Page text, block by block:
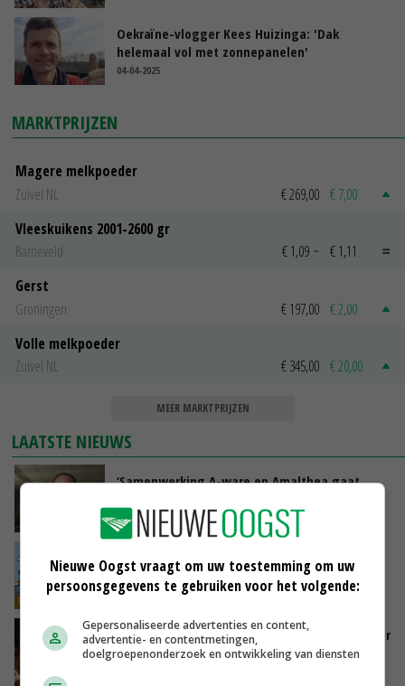
Oekraïne-vlogger Kees Huizinga: 'Dak
helemaal vol met zonnepanelen'
04-04-2025
MARKTPRIJZEN
Magere melkpoeder
Zuivel NL
€ 269,00 € 7,00
Vleeskuikens 2001-2600 gr
Barneveld
€ 1,09 ~ € 1,11
Gerst
Groningen
€ 197,00 € 2,00
Volle melkpoeder
Zuivel NL
€ 345,00 € 20,00
MEER MARKTPRIJZEN
LAATSTE NIEUWS
‘Samenwerking A-ware en Amalthea gaat
VANDAAG, 16:01
Internationale vraag naar geitenzuivel blijft
groot: Nederland in Europese top
VANDAAG, 15:33
Vlaamse varkensstapel krimpt, pluimveesector
groeit door schaalvergroting
Nieuwe Oogst vraagt om uw toestemming om uw
persoonsgegevens te gebruiken voor het volgende:
Gepersonaliseerde advertenties en content,
advertentie- en contentmetingen,
doelgroepenonderzoek en ontwikkeling van diensten